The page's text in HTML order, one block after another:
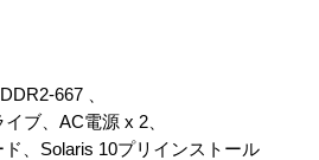
667 、
ブ、AC電源 x 2、
、Solaris 10プリインストール